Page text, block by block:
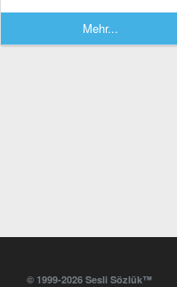
Mehr...
© 1999-2026 Sesli Sözlük™